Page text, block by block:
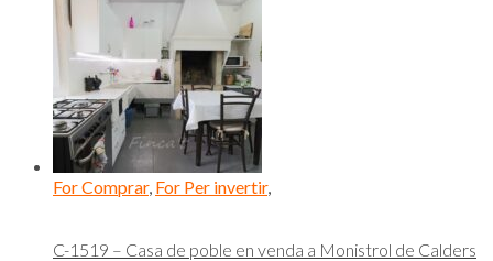
For Comprar, For Per invertir,
C-1519 – Casa de poble en venda a Monistrol de Calders